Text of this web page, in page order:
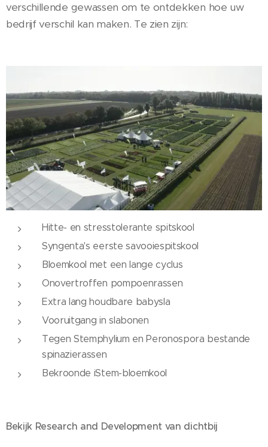
verschillende gewassen om te ontdekken hoe uw
bedrijf verschil kan maken. Te zien zijn:
Hitte- en stresstolerante spitskool
Syngenta's eerste savooiespitskool
Bloemkool met een lange cyclus
Onovertroffen pompoenrassen
Extra lang houdbare babysla
Vooruitgang in slabonen
Tegen Stemphylium en Peronospora bestande
spinazierassen
Bekroonde iStem-bloemkool
Bekijk Research and Development van dichtbij